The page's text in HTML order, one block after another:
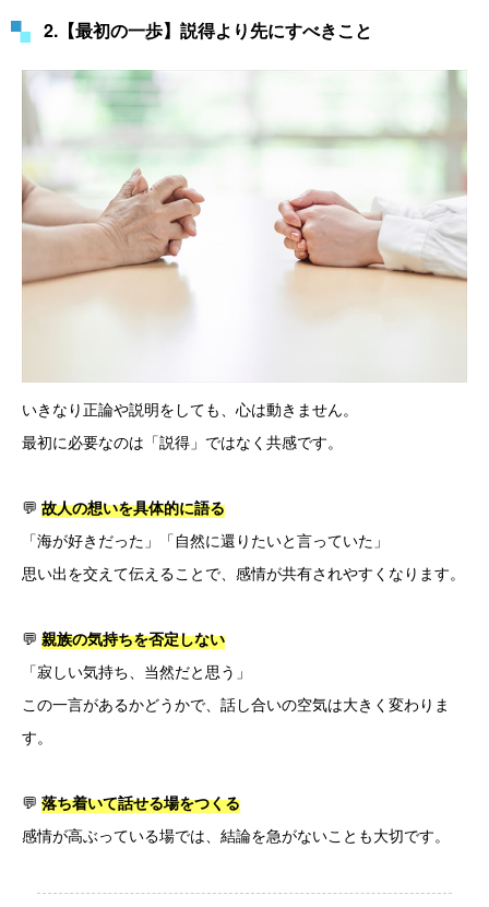
2.【最初の一歩】説得より先にすべきこと
いきなり正論や説明をしても、心は動きません。
最初に必要なのは「説得」ではなく共感です。
💬 故人の想いを具体的に語る
「海が好きだった」「自然に還りたいと言っていた」
思い出を交えて伝えることで、感情が共有されやすくなります。
💬 親族の気持ちを否定しない
「寂しい気持ち、当然だと思う」
この一言があるかどうかで、話し合いの空気は大きく変わりま
す。
💬 落ち着いて話せる場をつくる
感情が高ぶっている場では、結論を急がないことも大切です。